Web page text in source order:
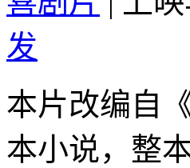
发
本片改编自
本小说，整